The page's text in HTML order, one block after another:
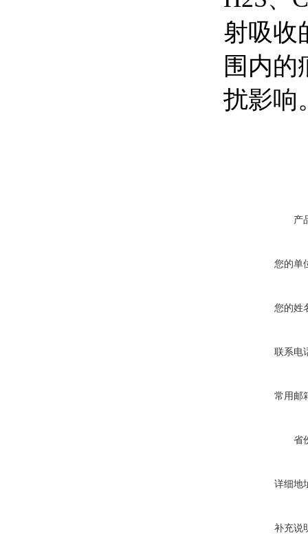
射吸收
围内
扰影响
产
您的单
您的姓
联系电
常用邮
省
详细地
补充说